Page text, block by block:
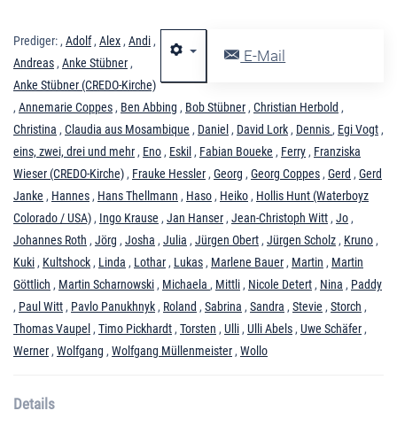
E-Mail
Prediger: , Adolf, Alex , Andi ,
Andreas , Anke Stübner ,
Anke Stübner (CREDO-Kirche)
, Annemarie Coppes , Ben Abbing , Bob Stübner , Christian Herbold ,
Christina , Claudia aus Mosambique , Daniel , David Lork , Dennis , Egi Vogt ,
eins, zwei, drei und mehr , Eno , Eskil , Fabian Boueke , Ferry , Franziska
Wieser (CREDO-Kirche) , Frauke Hessler , Georg , Georg Coppes , Gerd , Gerd
Janke , Hannes , Hans Thellmann , Haso , Heiko , Hollis Hunt (Waterboyz
Colorado / USA) , Ingo Krause , Jan Hanser , Jean-Christoph Witt , Jo ,
Johannes Roth , Jörg , Josha , Julia , Jürgen Obert , Jürgen Scholz , Kruno ,
Kuki , Kultshock , Linda , Lothar , Lukas , Marlene Bauer , Martin , Martin
Göttlich , Martin Scharnowski , Michaela , Mittli , Nicole Detert , Nina , Paddy
, Paul Witt , Pavlo Panukhnyk , Roland , Sabrina , Sandra , Stevie , Storch ,
Thomas Vaupel , Timo Pickhardt , Torsten , Ulli , Ulli Abels , Uwe Schäfer ,
Werner , Wolfgang , Wolfgang Müllenmeister , Wollo
Details